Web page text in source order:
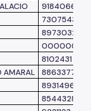
9184066
7307543
8973032
0000000
8102431
AMARAL
8863377
8931496
8544328